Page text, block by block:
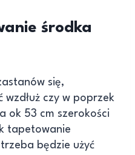
środka
się,
czy w poprzek
ok 53 cm szerokości
tapetowanie
będzie użyć